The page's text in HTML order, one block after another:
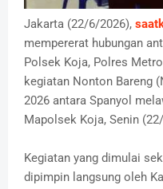
Jakarta (22/6/2026),
mempererat hubungan
Polsek Koja, Polres
kegiatan Nonton Bareng
2026 antara Spanyol
Mapolsek Koja, Senin
Kegiatan yang dimulai
dipimpin langsung oleh